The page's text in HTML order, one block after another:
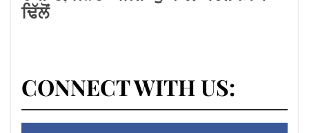
Posted On:5 Aug 2026
ਆਪ’ ਸਰਕਾਰ ਦੀਆਂ ਨਾਕਾਮੀਆਂ ਕਾਰਨ